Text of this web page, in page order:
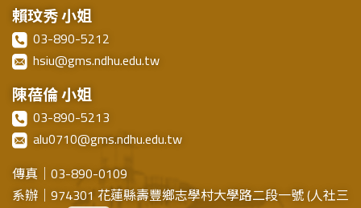
賴玟秀 小姐
03-890-5212
hsiu@gms.ndhu.edu.tw
陳蓓倫 小姐
03-890-5213
alu0710@gms.ndhu.edu.tw
傳真｜03-890-0109
系辦｜974301 花蓮縣壽豐鄉志學村大學路二段一號 (人社三